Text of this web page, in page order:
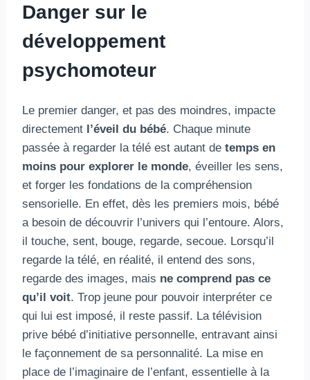
Danger sur le
développement
psychomoteur
Le premier danger, et pas des moindres, impacte
directement l’éveil du bébé. Chaque minute
passée à regarder la télé est autant de temps en
moins pour explorer le monde, éveiller les sens,
et forger les fondations de la compréhension
sensorielle. En effet, dès les premiers mois, bébé
a besoin de découvrir l’univers qui l’entoure. Alors,
il touche, sent, bouge, regarde, secoue. Lorsqu’il
regarde la télé, en réalité, il entend des sons,
regarde des images, mais ne comprend pas ce
qu’il voit. Trop jeune pour pouvoir interpréter ce
qui lui est imposé, il reste passif. La télévision
prive bébé d’initiative personnelle, entravant ainsi
le façonnement de sa personnalité. La mise en
place de l’imaginaire de l’enfant, essentielle à la